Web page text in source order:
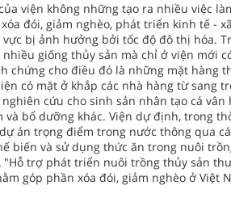
viện không những tạo ra nhiều việc
đói, giảm nghèo, phát triển kinh tế -
vực bị ảnh hưởng bởi tốc độ đô thị hóa.
giống thủy sản mà chỉ ở viện mới
chứng cho điều đó là những mặt hàng
có mặt ở khắp các nhà hàng từ sang
cứu cho sinh sản nhân tạo cá vân
và bổ dưỡng khác. Viện dự định, trong
án trọng điểm trong nước thông qua
biến và sử dụng thức ăn trong nuôi
"Hỗ trợ phát triển nuôi trồng thủy sản
góp phần xóa đói, giảm nghèo ở Việt